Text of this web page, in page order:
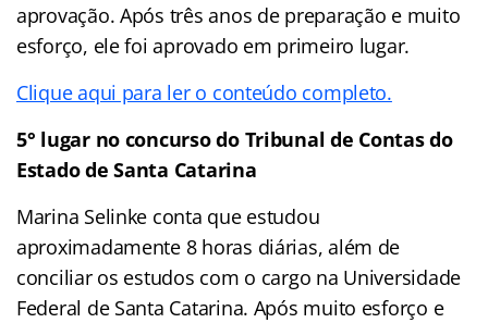
aprovação. Após três anos de preparação e muito
esforço, ele foi aprovado em primeiro lugar.
Clique aqui para ler o conteúdo completo.
5° lugar no concurso do Tribunal de Contas do
Estado de Santa Catarina
Marina Selinke conta que estudou
aproximadamente 8 horas diárias, além de
conciliar os estudos com o cargo na Universidade
Federal de Santa Catarina. Após muito esforço e